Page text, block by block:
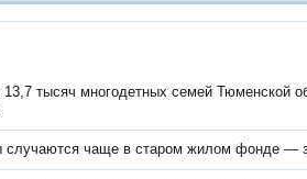
13,7 тысяч многодетных семей Тюменской
случаются чаще в старом жилом фонде —